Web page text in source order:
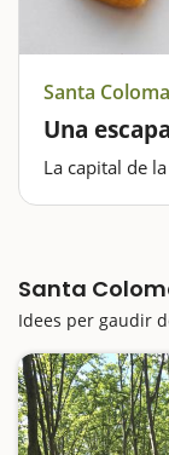
Santa
Una
La capital de
és punt de…
Santa
Idees per gaudir